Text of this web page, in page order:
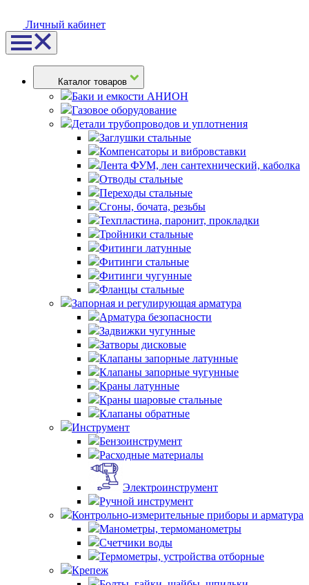
Личный кабинет
Каталог товаров
Баки и емкости АНИОН
Газовое оборудование
Детали трубопроводов и уплотнения
Заглушки стальные
Компенсаторы и вибровставки
Лента ФУМ, лен сантехнический, каболка
Отводы стальные
Переходы стальные
Сгоны, бочата, резьбы
Техпластина, паронит, прокладки
Тройники стальные
Фитинги латунные
Фитинги стальные
Фитинги чугунные
Фланцы стальные
Запорная и регулирующая арматура
Арматура безопасности
Задвижки чугунные
Затворы дисковые
Клапаны запорные латунные
Клапаны запорные чугунные
Краны латунные
Краны шаровые стальные
Клапаны обратные
Инструмент
Бензоинструмент
Расходные материалы
Электроинструмент
Ручной инструмент
Контрольно-измерительные приборы и арматура
Манометры, термоманометры
Счетчики воды
Термометры, устройства отборные
Крепеж